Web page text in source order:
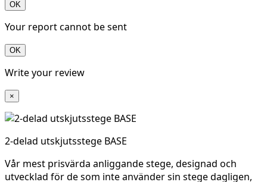
OK
Your report cannot be sent
OK
Write your review
×
2-delad utskjutsstege BASE
Vår mest prisvärda anliggande stege, designad och
utvecklad för de som inte använder sin stege dagligen,